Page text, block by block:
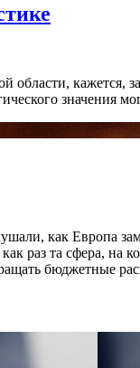
области, кажется,
значения
как Европа
раз та сфера, на
бюджетные